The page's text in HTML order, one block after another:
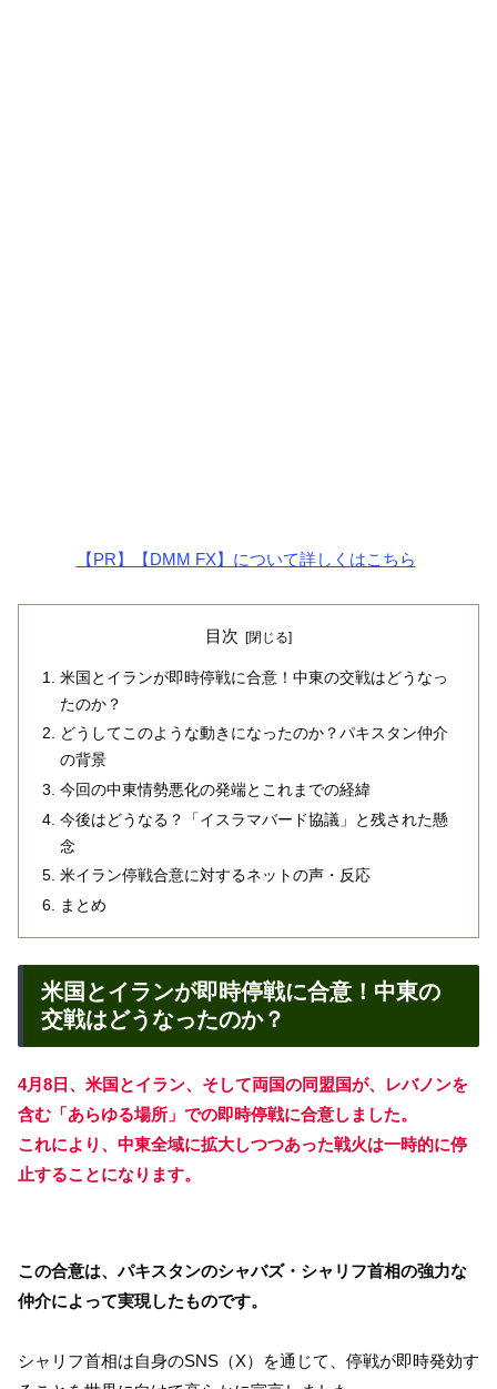
【PR】【DMM FX】について詳しくはこちら
目次
米国とイランが即時停戦に合意！中東の交戦はどうなっ
たのか？
どうしてこのような動きになったのか？パキスタン仲介
の背景
今回の中東情勢悪化の発端とこれまでの経緯
今後はどうなる？「イスラマバード協議」と残された懸
念
米イラン停戦合意に対するネットの声・反応
まとめ
米国とイランが即時停戦に合意！中東の
交戦はどうなったのか？
4月8日、米国とイラン、そして両国の同盟国が、レバノンを
含む「あらゆる場所」での即時停戦に合意しました。
これにより、中東全域に拡大しつつあった戦火は一時的に停
止することになります。
この合意は、パキスタンのシャバズ・シャリフ首相の強力な
仲介によって実現したものです。
シャリフ首相は自身のSNS（X）を通じて、停戦が即時発効す